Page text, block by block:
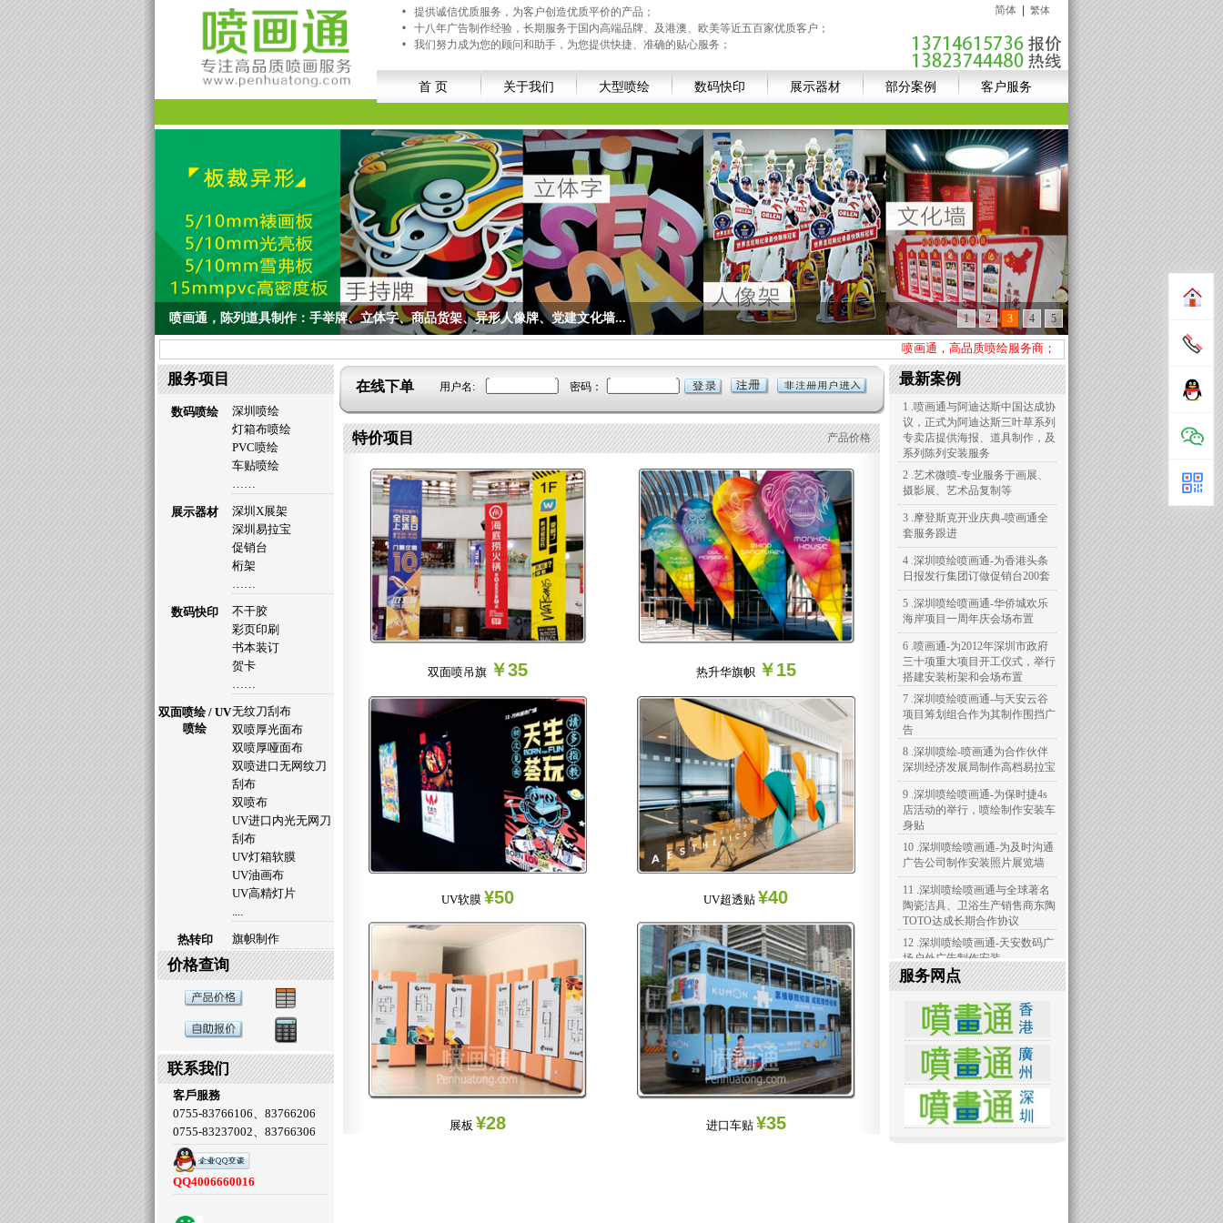
提供诚信优质服务，为客户创造优质平价的产品；
十八年广告制作经验，长期服务于国内高端品牌、及港澳、欧美等近五百家优质客户；
我们努力成为您的顾问和助手，为您提供快捷、准确的贴心服务；
简体 繁体
首 页 关于我们 大型喷绘 数码快印 展示器材 部分案例 客户服务
喷画通，陈列道具制作：手举牌、立体字、商品货架、异形人像牌、党建文化墙... 1 2 3 4 5
喷画通，高品质喷绘服务商；新进高精UV设备+异形裁切设
服务项目
数码喷绘
深圳喷绘
灯箱布喷绘
PVC喷绘
车贴喷绘
……
展示器材
深圳X展架
深圳易拉宝
促销台
桁架
……
数码快印
不干胶
彩页印刷
书本装订
贺卡
……
双面喷绘 / UV
喷绘
无纹刀刮布
双喷厚光面布
双喷厚哑面布
双喷进口无网纹刀
刮布
双喷布
UV进口内光无网刀
刮布
UV灯箱软膜
UV油画布
UV高精灯片
....
热转印 旗帜制作
价格查询
联系我们
客戶服務
0755-83766106、83766206
0755-83237002、83766306
QQ4006660016
最新案例
1 .喷画通与阿迪达斯中国达成协
议，正式为阿迪达斯三叶草系列
专卖店提供海报、道具制作，及
系列陈列安装服务
2 .艺术微喷-专业服务于画展、
摄影展、艺术品复制等
3 .摩登斯克开业庆典-喷画通全
套服务跟进
4 .深圳喷绘喷画通-为香港头条
日报发行集团订做促销台200套
5 .深圳喷绘喷画通-华侨城欢乐
海岸项目一周年庆会场布置
6 .喷画通-为2012年深圳市政府
三十项重大项目开工仪式，举行
搭建安装桁架和会场布置
7 .深圳喷绘喷画通-与天安云谷
项目筹划组合作为其制作围挡广
告
8 .深圳喷绘-喷画通为合作伙伴
深圳经济发展局制作高档易拉宝
9 .深圳喷绘喷画通-为保时捷4s
店活动的举行，喷绘制作安装车
身贴
10 .深圳喷绘喷画通-为及时沟通
广告公司制作安装照片展览墙
11 .深圳喷绘喷画通与全球著名
陶瓷洁具、卫浴生产销售商东陶
TOTO达成长期合作协议
12 .深圳喷绘喷画通-天安数码广
场户外广告制作安装
13 .深圳喷绘喷画通-天安数码城
店面空间装饰现场测量
14 .深圳喷绘喷画通-华侨城欢乐
海岸墙体喷绘制作安装
15 .深圳喷绘喷画通-天安数码城
灯箱广告制作安装
16 .天安数码城三面翻广告制作
安装
服务网点
特价项目 产品价格
双面喷吊旗 ￥35 热升华旗帜 ￥15
UV软膜 ¥50 UV超透贴 ¥40
展板 ¥28 进口车贴 ¥35